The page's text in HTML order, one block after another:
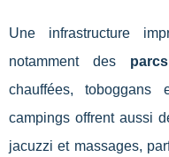
Une infrastructure
notamment des
chauffées,
campings offrent aussi
jacuzzi et massages,